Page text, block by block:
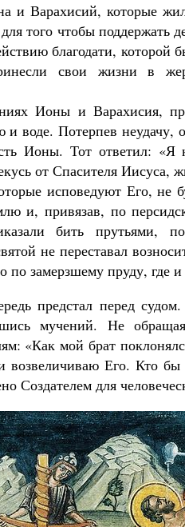
и Варахисий, которые
того чтобы поддержать
благодати,
свои жизни в
Ионы и Варахисия,
и воде. Потерпев
Ионы. Тот ответил:
от Спасителя
исповедуют Его, не
и, привязав, по
бить прутьями,
не переставал
замерзшему пруду, где
предстал перед судом.
мучений. Не
«Как мой брат
Его. Кто бы
Создателем для